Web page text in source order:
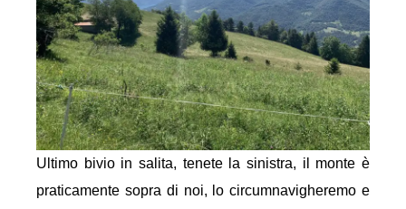
Ultimo bivio in salita, tenete la sinistra, il monte è
praticamente sopra di noi, lo circumnavigheremo e